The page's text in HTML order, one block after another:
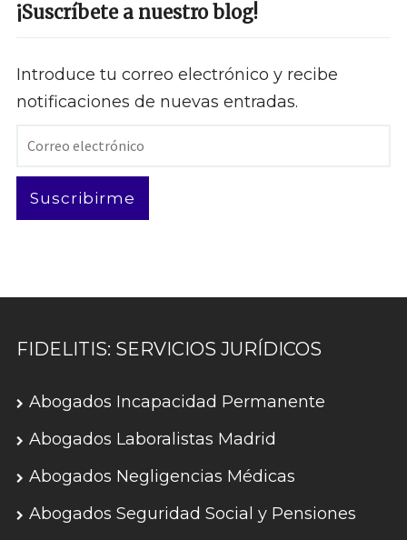
¡Suscríbete a nuestro blog!
Introduce tu correo electrónico y recibe
notificaciones de nuevas entradas.
Correo
Suscribirme
FIDELITIS: SERVICIOS JURÍDICOS
Abogados Incapacidad Permanente
Abogados Laboralistas Madrid
Abogados Negligencias Médicas
Abogados Seguridad Social y Pensiones